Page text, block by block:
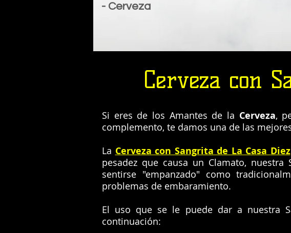
- Cerveza
Cerveza con
Si eres de los Amantes de la Cerveza,
complemento, te damos una de las
La Cerveza con Sangrita de La Casa Diez
pesadez que causa un Clamato,
sentirse "empanzado" como
problemas de embaramiento.
El uso que se le puede dar a nuestra
continuación: